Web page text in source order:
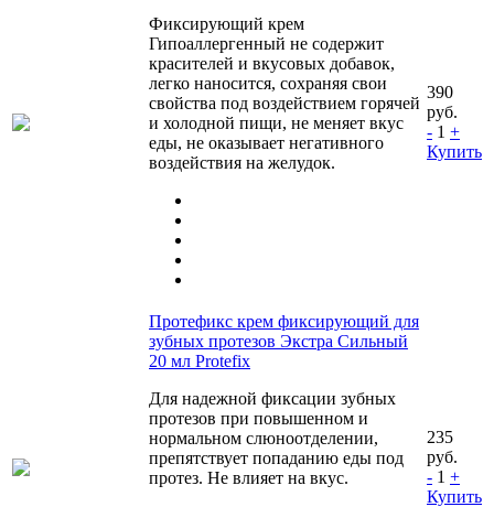
Фиксирующий крем
Гипоаллергенный не содержит
красителей и вкусовых добавок,
легко наносится, сохраняя свои
свойства под воздействием горячей
и холодной пищи, не меняет вкус
еды, не оказывает негативного
воздействия на желудок.
390
руб.
- 1 +
Купить
Протефикс крем фиксирующий для
зубных протезов Экстра Сильный
20 мл Protefix
Для надежной фиксации зубных
протезов при повышенном и
нормальном слюноотделении,
препятствует попаданию еды под
протез. Не влияет на вкус.
235
руб.
- 1 +
Купить